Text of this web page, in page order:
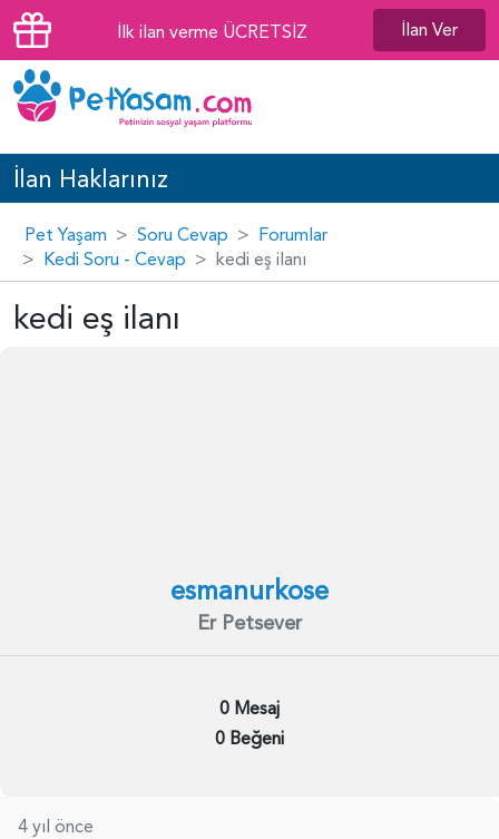
İlk ilan verme ÜCRETSİZ İlan Ver
İlan Haklarınız
Pet Yaşam Soru Cevap
Forumlar
Kedi Soru - Cevap
kedi eş ilanı
kedi eş ilanı
esmanurkose
Er Petsever
0 Mesaj
0 Beğeni
4 yıl önce